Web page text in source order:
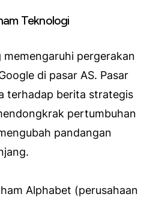
Teknologi
memengaruhi pergerakan
di pasar AS. Pasar
terhadap berita strategis
pertumbuhan
pandangan
Alphabet (perusahaan